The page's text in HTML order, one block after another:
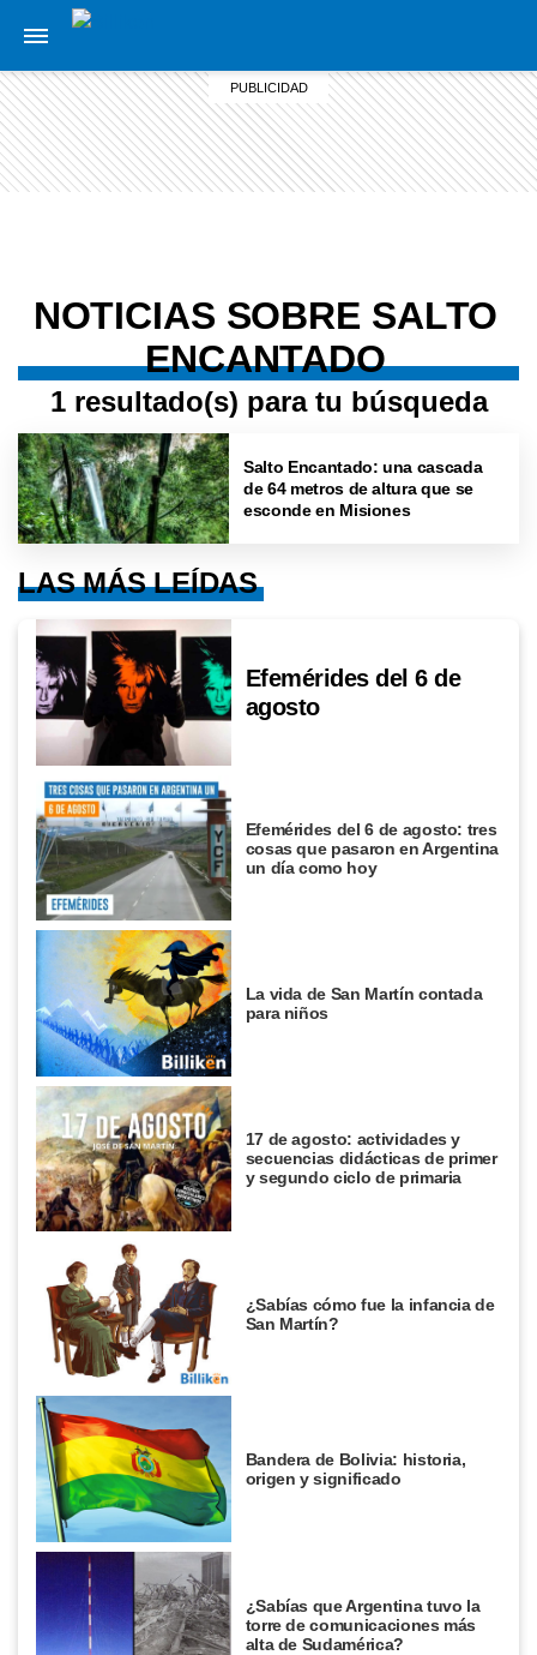
NOTICIAS SOBRE SALTO
ENCANTADO
1 resultado(s) para tu búsqueda
Salto Encantado: una cascada
de 64 metros de altura que se
esconde en Misiones
LAS MÁS LEÍDAS
Efemérides del 6 de
agosto
Efemérides del 6 de agosto: tres
cosas que pasaron en Argentina
un día como hoy
La vida de San Martín contada
para niños
17 de agosto: actividades y
secuencias didácticas de primer
y segundo ciclo de primaria
¿Sabías cómo fue la infancia de
San Martín?
Bandera de Bolivia: historia,
origen y significado
¿Sabías que Argentina tuvo la
torre de comunicaciones más
alta de Sudamérica?